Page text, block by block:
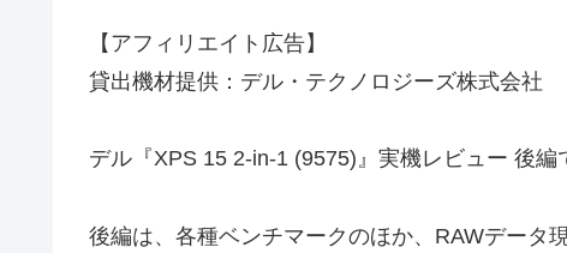
【アフィリエイト広告】
貸出機材提供：デル・テクノロジーズ株式会社
デル『XPS 15 2-in-1 (9575)』実機レビュー 後編
後編は、各種ベンチマークのほか、RAWデータ